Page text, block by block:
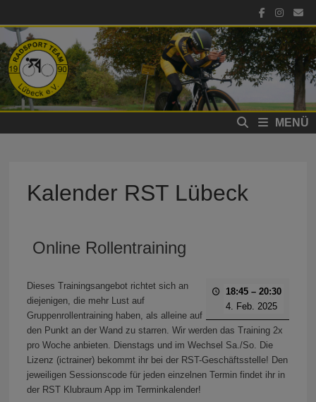
springen
MENÜ
Kalender RST Lübeck
Online Rollentraining
18:45 – 20:30
4. Feb. 2025
Dieses Trainingsangebot richtet sich an
diejenigen, die mehr Lust auf
Gruppenrollentraining haben, als alleine auf
den Punkt an der Wand zu starren. Wir werden das Training 2x
pro Woche anbieten. Dienstags und im Wechsel Sa./So. Die
Lizenz (ictrainer) bekommt ihr bei der RST-Geschäftsstelle! Den
jeweiligen Sessionscode für jeden einzelnen Termin findet ihr in
der RST Klubraum App im Terminkalender!